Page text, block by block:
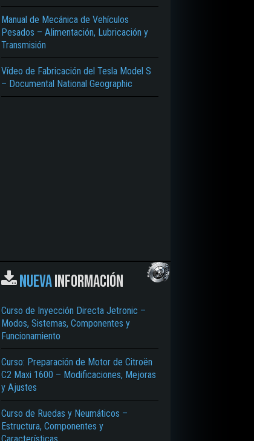
Manual de Mecánica de Vehículos
Pesados – Alimentación, Lubricación y
Transmisión
Vídeo de Fabricación del Tesla Model S
– Documental National Geographic
NUEVAINFORMACIÓN
Curso de Inyección Directa Jetronic –
Modos, Sistemas, Componentes y
Funcionamiento
Curso: Preparación de Motor de Citroën
C2 Maxi 1600 – Modificaciones, Mejoras
y Ajustes
Curso de Ruedas y Neumáticos –
Estructura, Componentes y